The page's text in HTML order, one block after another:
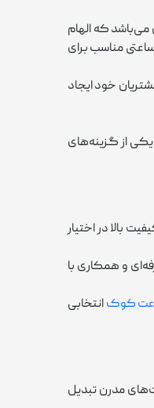
که الهام
مناسب برای
خود ایجاد
از گزینه‌های
بالا در اختیار
و همکاری با
کوکانتخابی
مدرن تبدیل